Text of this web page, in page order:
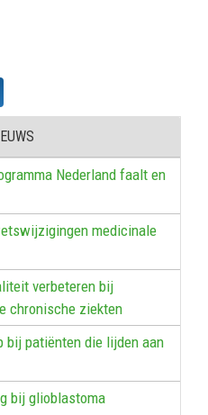
Nederland faalt en
medicinale
verbeteren bij
chronische ziekten
bij patiënten die lijden aan
bij glioblastoma